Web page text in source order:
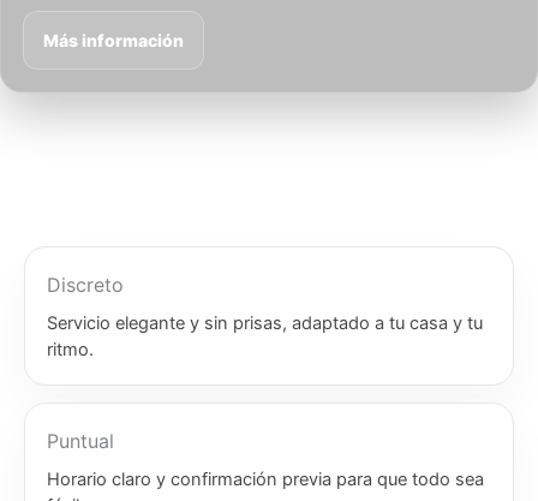
Más información
Discreto
Servicio elegante y sin prisas, adaptado a tu casa y tu
ritmo.
Puntual
Horario claro y confirmación previa para que todo sea